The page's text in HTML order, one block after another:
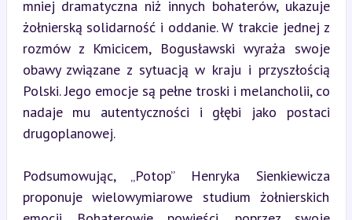
mniej dramatyczna niż innych bohaterów, ukazuje
żołnierską solidarność i oddanie. W trakcie jednej z
rozmów z Kmicicem, Bogusławski wyraża swoje
obawy związane z sytuacją w kraju i przyszłością
Polski. Jego emocje są pełne troski i melancholii, co
nadaje mu autentyczności i głębi jako postaci
drugoplanowej.
Podsumowując, „Potop” Henryka Sienkiewicza
proponuje wielowymiarowe studium żołnierskich